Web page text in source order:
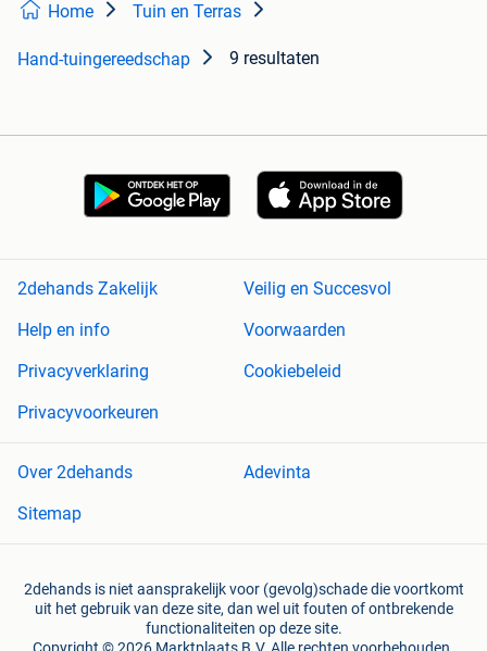
Home Tuin en Terras
Hand-tuingereedschap 9 resultaten
2dehands Zakelijk
Veilig en Succesvol
Help en info
Voorwaarden
Privacyverklaring
Cookiebeleid
Privacyvoorkeuren
Over 2dehands
Adevinta
Sitemap
2dehands is niet aansprakelijk voor (gevolg)schade die voortkomt
uit het gebruik van deze site, dan wel uit fouten of ontbrekende
functionaliteiten op deze site.